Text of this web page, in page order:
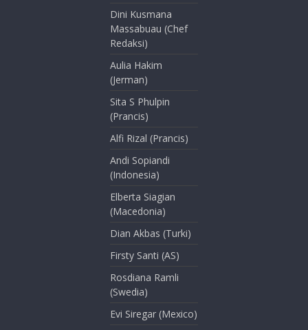
Dini Kusmana
Massabuau (Chef
Redaksi)
Aulia Hakim
(Jerman)
Sita S Phulpin
(Prancis)
Alfi Rizal (Prancis)
Andi Sopiandi
(Indonesia)
Elberta Siagian
(Macedonia)
Dian Akbas (Turki)
Firsty Santi (AS)
Rosdiana Ramli
(Swedia)
Evi Siregar (Mexico)